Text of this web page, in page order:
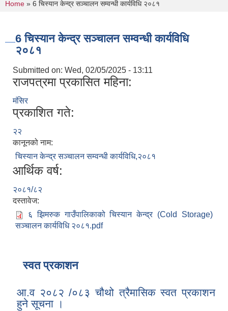
You are here
Home » 6 चिस्यान केन्द्र सञ्चालन सम्वन्धी कार्यविधि २०८१
6 चिस्यान केन्द्र सञ्चालन सम्वन्धी कार्यविधि
२०८१
Submitted on: Wed, 02/05/2025 - 13:11
राजपत्रमा प्रकासित महिना:
मंसिर
प्रकाशित गते:
२२
कानूनको नाम:
चिस्यान केन्द्र सञ्चालन सम्वन्धी कार्यविधि,२०८१
आर्थिक वर्ष:
२०८१/८२
दस्तावेज:
६ झिमरुक गाउँपालिकाको चिस्यान केन्द्र (Cold Storage)
सञ्चालन कार्यविधि २०८१.pdf
स्वत प्रकाशन
आ.व २०८२ /०८३ चौथो त्रैमासिक स्वत प्रकाशन
हुने सूचना ।